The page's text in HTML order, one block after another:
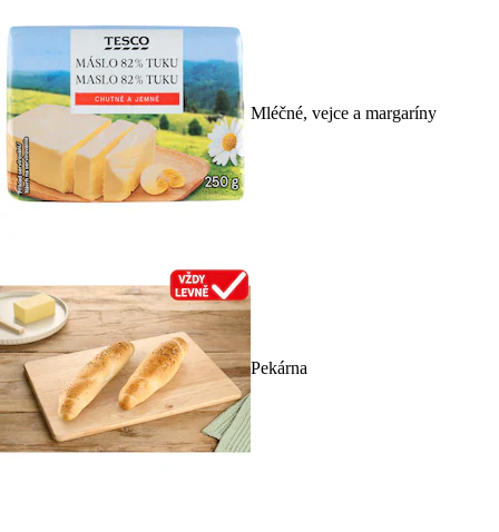
Mléčné, vejce a margaríny
Pekárna